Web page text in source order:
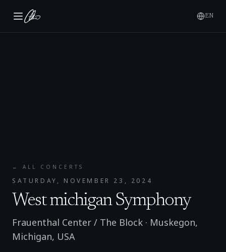
EN
← ALL CONCERTS
SATURDAY, NOVEMBER 23, 2024
West michigan Symphony
Frauenthal Center / The Block · Muskegon,
Michigan, USA